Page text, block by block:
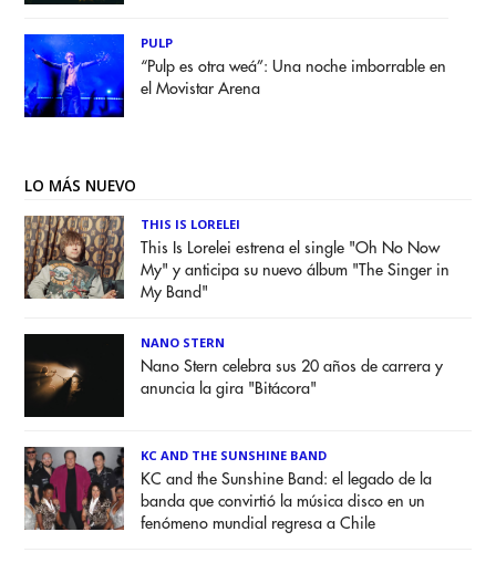
PULP
“Pulp es otra weá”: Una noche imborrable en
el Movistar Arena
LO MÁS NUEVO
THIS IS LORELEI
This Is Lorelei estrena el single "Oh No Now
My" y anticipa su nuevo álbum "The Singer in
My Band"
NANO STERN
Nano Stern celebra sus 20 años de carrera y
anuncia la gira "Bitácora"
KC AND THE SUNSHINE BAND
KC and the Sunshine Band: el legado de la
banda que convirtió la música disco en un
fenómeno mundial regresa a Chile